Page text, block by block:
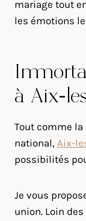
mariage tout
les émotions
à Aix-
Tout comme
national, Aix-
possibilités
Je vous
union. Loin